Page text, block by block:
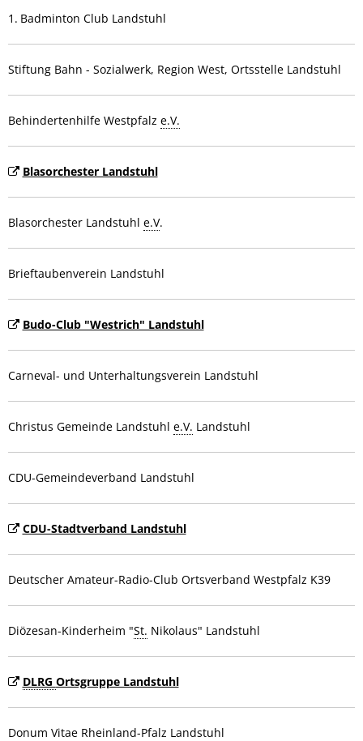
Badminton Club Landstuhl
Stiftung Bahn - Sozialwerk, Region West, Ortsstelle Landstuhl
Behindertenhilfe Westpfalz e.V.
Blasorchester Landstuhl
Blasorchester Landstuhl e.V.
Brieftaubenverein Landstuhl
Budo-Club "Westrich" Landstuhl
Carneval- und Unterhaltungsverein Landstuhl
Christus Gemeinde Landstuhl e.V. Landstuhl
CDU-Gemeindeverband Landstuhl
CDU-Stadtverband Landstuhl
Deutscher Amateur-Radio-Club Ortsverband Westpfalz K39
Diözesan-Kinderheim "St. Nikolaus" Landstuhl
DLRG Ortsgruppe Landstuhl
Donum Vitae Rheinland-Pfalz Landstuhl